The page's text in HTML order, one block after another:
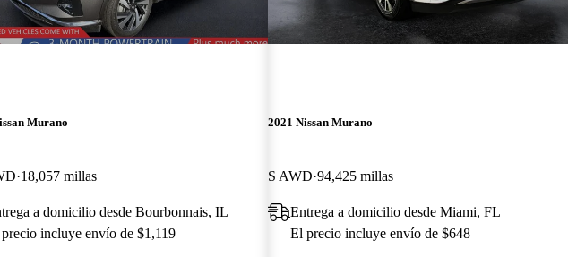
Murano
18,057 millas
a domicilio desde Bourbonnais, IL
incluye envío de $1,119
2021 Nissan Murano
S AWD 94,425 millas
Entrega a domicilio desde Miami, FL
El precio incluye envío de $648